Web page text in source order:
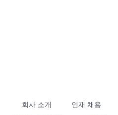
회사 소개 인재 채용